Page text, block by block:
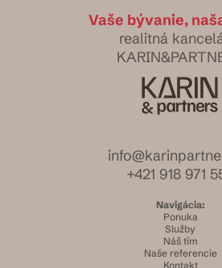
Vaše bývanie,
realitná
+421 918 971
Navigácia:
Ponuka
Služby
Náš tím
Naše referencie
Kontakt